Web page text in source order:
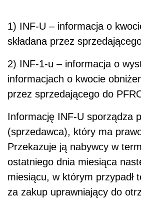
1) INF-U – informacja o
składana przez
2) INF-1-u – informacja o
informacjach o kwocie
przez sprzedającego do
Informację INF-U sporządza
(sprzedawca), który ma
Przekazuje ją nabywcy w
ostatniego dnia miesiąca
miesiącu, w którym przypadł
za zakup uprawniający do